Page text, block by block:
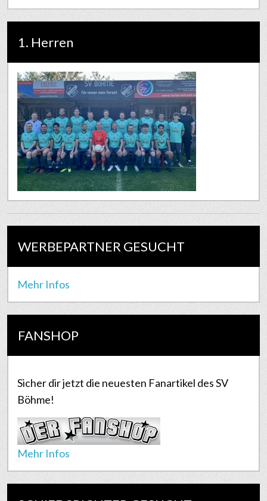
1. Herren
WERBEPARTNER GESUCHT
Mehr Infos
FANSHOP
Sicher dir jetzt die neuesten Fanartikel des SV
Böhme!
Mehr Infos